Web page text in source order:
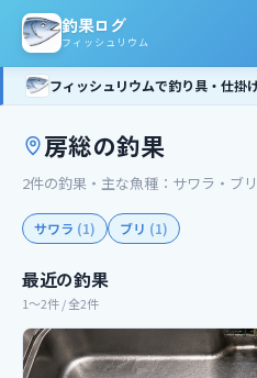
釣果ログ
フィッシュリウム
フィッシュリウムで釣り具・仕掛
房総の釣果
2件の釣果 ・主な魚種： サワラ・ブリ
サワラ (1) ブリ (1)
最近の釣果
1〜2件 / 全2件